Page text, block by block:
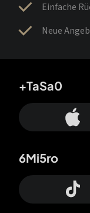
Einfache
Neue
+TaSa0
6Mi5ro